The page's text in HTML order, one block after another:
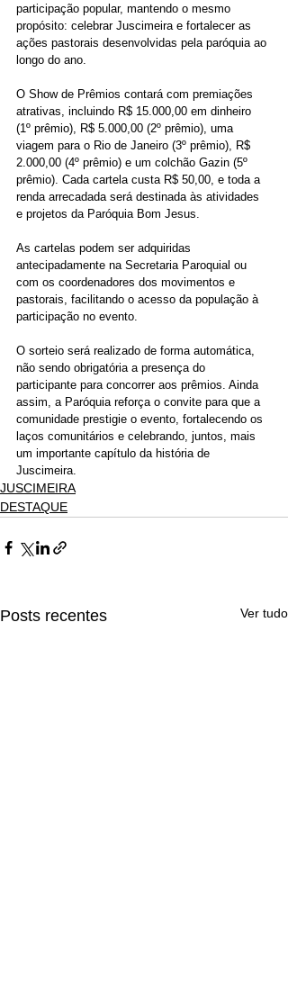
participação popular, mantendo o mesmo
propósito: celebrar Juscimeira e fortalecer as
ações pastorais desenvolvidas pela paróquia ao
longo do ano.
O Show de Prêmios contará com premiações
atrativas, incluindo R$ 15.000,00 em dinheiro
(1º prêmio), R$ 5.000,00 (2º prêmio), uma
viagem para o Rio de Janeiro (3º prêmio), R$
2.000,00 (4º prêmio) e um colchão Gazin (5º
prêmio). Cada cartela custa R$ 50,00, e toda a
renda arrecadada será destinada às atividades
e projetos da Paróquia Bom Jesus.
As cartelas podem ser adquiridas
antecipadamente na Secretaria Paroquial ou
com os coordenadores dos movimentos e
pastorais, facilitando o acesso da população à
participação no evento.
O sorteio será realizado de forma automática,
não sendo obrigatória a presença do
participante para concorrer aos prêmios. Ainda
assim, a Paróquia reforça o convite para que a
comunidade prestigie o evento, fortalecendo os
laços comunitários e celebrando, juntos, mais
um importante capítulo da história de
Juscimeira.
JUSCIMEIRA
DESTAQUE
Posts recentes Ver tudo